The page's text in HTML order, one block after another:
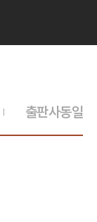
출판사동일